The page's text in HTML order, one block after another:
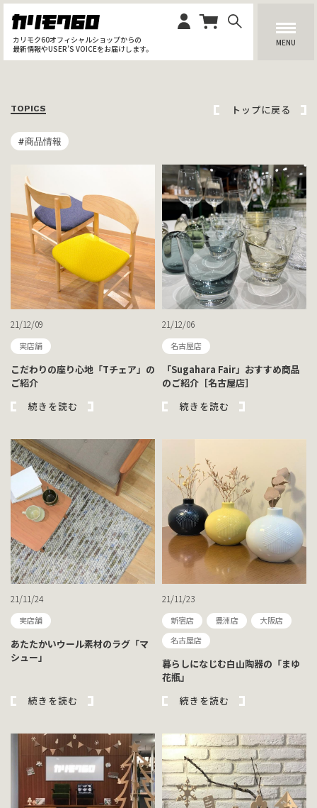
カリモク60オフィシャルショップからの
最新情報やUSER’S VOICEをお届けします。
MENU
TOPICS トップに戻る
#商品情報
21/12/09
実店舗
こだわりの座り心地「Tチェア」の
ご紹介
続きを読む
21/12/06
名古屋店
「Sugahara Fair」おすすめ商品
のご紹介［名古屋店］
続きを読む
21/11/24
実店舗
あたたかいウール素材のラグ「マ
シュー」
続きを読む
21/11/23
新宿店 豊洲店
大阪店
名古屋店
暮らしになじむ白山陶器の「まゆ
花瓶」
続きを読む